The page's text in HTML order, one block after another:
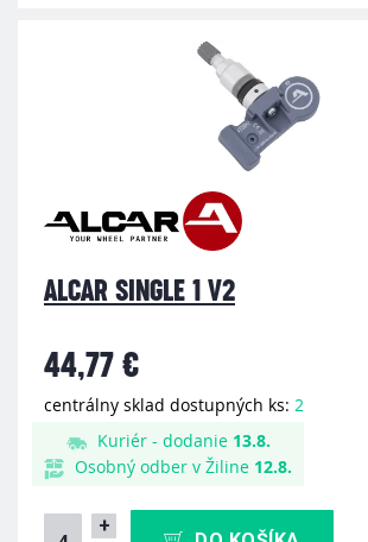
ALCAR SINGLE 1 V2
44,77 €
centrálny sklad dostupných ks: 2
Kuriér - dodanie 13.8.
Osobný odber v Žiline 12.8.
+